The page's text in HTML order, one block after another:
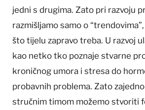
jedni s drugima. Zato pri razvoju
razmišljamo samo o
što tijelu zapravo treba. U razvoj
kao netko tko poznaje stvarne
kroničnog umora i stresa do
probavnih problema. Zato
stručnim timom možemo stvoriti